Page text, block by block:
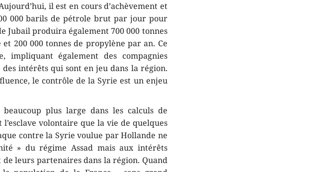
il est en cours d’achèvement et
000 barils de pétrole brut par jour pour
Jubail produira également 700 000 tonnes
200 000 tonnes de propylène par an. Ce
également des compagnies
intérêts qui sont en jeu dans la région.
le contrôle de la Syrie est un enjeu
plus large dans les calculs de
volontaire que la vie de quelques
contre la Syrie voulue par Hollande ne
» du régime Assad mais aux intérêts
de leurs partenaires dans la région. Quand